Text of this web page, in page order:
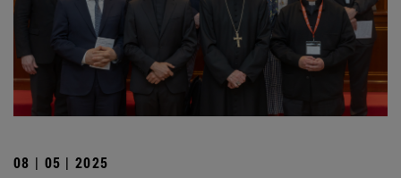
08 | 05 | 2025